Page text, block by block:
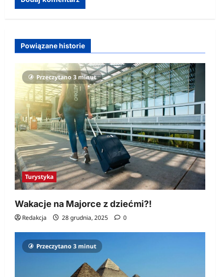
Powiązane historie
Przeczytano 3 minut
Turystyka
Wakacje na Majorce z dziećmi?!
Redakcja 28 grudnia, 2025 0
Przeczytano 3 minut